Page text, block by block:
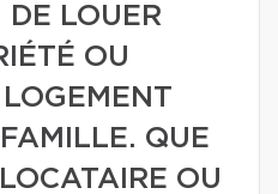
LOUER
OU
QUE
OU